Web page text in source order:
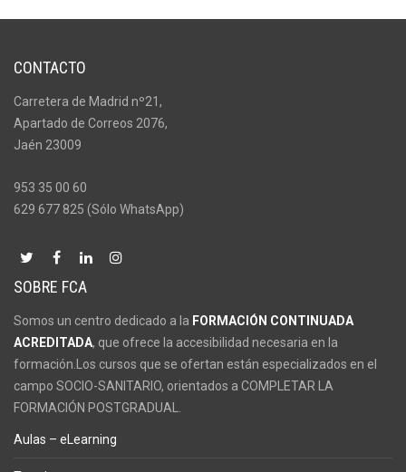
CONTACTO
Carretera de Madrid nº21,
Apartado de Correos 2076,
Jaén 23009
953 35 00 60
629 677 825 (Sólo WhatsApp)
SOBRE FCA
Somos un centro dedicado a la FORMACIÓN CONTINUADA
ACREDITADA, que ofrece la accesibilidad necesaria en la
formación.Los cursos que se ofertan están especializados en el
campo SOCIO-SANITARIO, orientados a COMPLETAR LA
FORMACIÓN POSTGRADUAL.
Aulas – eLearning